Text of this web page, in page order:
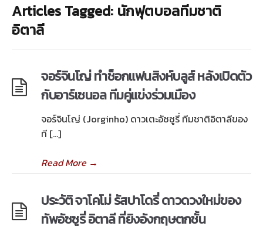
Articles Tagged: นักฟุตบอลทีมชาติ
อิตาลี
จอร์จินโญ่ ทำช็อกแฟนสิงห์บลูส์ หลังเปิดตัว
กับอาร์เซนอล ทีมคู่แข่งร่วมเมือง
จอร์จินโญ่ (Jorginho) ดาวเตะอัซซูรี่ ทีมชาติอิตาลีของ
ที […]
Read More→
ประวัติ จาโคโม่ รัสปาโดรี่ ดาวดวงใหม่ของ
ทัพอัซซูรี่ อิตาลี ที่ยิงอังกฤษตกชั้น